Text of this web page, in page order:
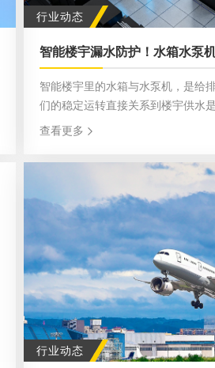
行业动态
智能楼宇漏水防护！水箱水泵
智能楼宇里的水箱与水泵机，是给
们的稳定运转直接关系到楼宇供水
中，漏水问题难免发生，若没能及
的状况，因此给水箱和水泵机做好
查看更多
行业动态